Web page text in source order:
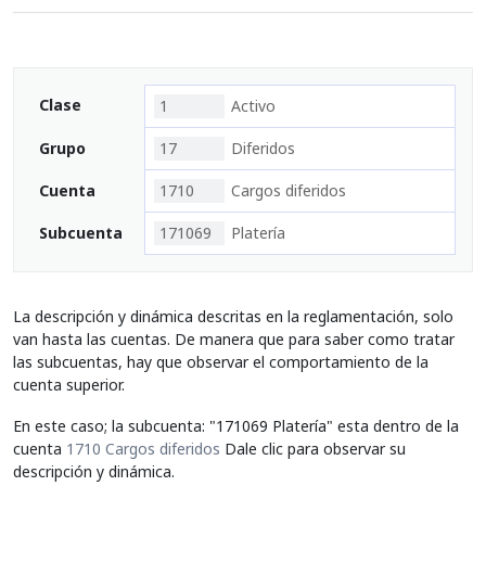
Clase 1 Activo
Grupo 17 Diferidos
Cuenta 1710 Cargos diferidos
Subcuenta 171069 Platería
La descripción y dinámica descritas en la reglamentación, solo
van hasta las cuentas. De manera que para saber como tratar
las subcuentas, hay que observar el comportamiento de la
cuenta superior.
En este caso; la subcuenta: "171069 Platería" esta dentro de la
cuenta 1710 Cargos diferidos Dale clic para observar su
descripción y dinámica.